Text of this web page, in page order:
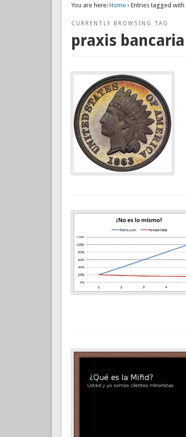
You are here: Home› Entries tagged
CURRENTLY BROWSING TAG
praxis bancaria